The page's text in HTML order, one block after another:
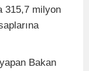
315,7 milyon
Bakan